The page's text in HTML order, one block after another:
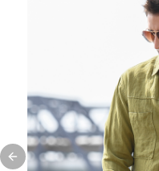
Previous slide